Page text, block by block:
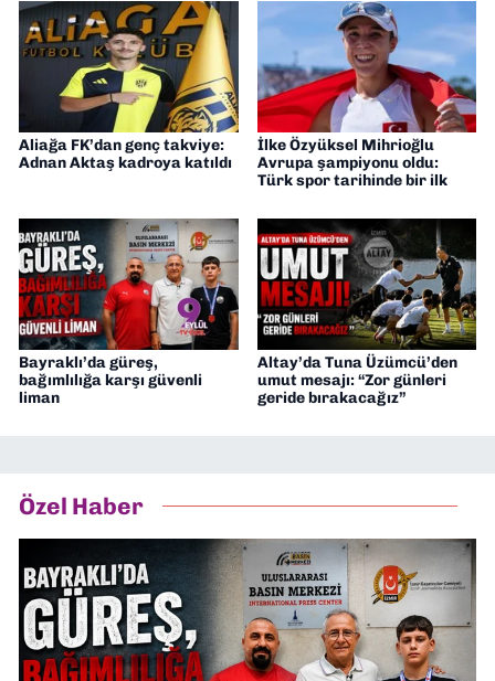
Aliağa FK’dan genç takviye:
Adnan Aktaş kadroya katıldı
İlke Özyüksel Mihrioğlu
Avrupa şampiyonu oldu:
Türk spor tarihinde bir ilk
Bayraklı’da güreş,
bağımlılığa karşı güvenli
liman
Altay’da Tuna Üzümcü’den
umut mesajı: “Zor günleri
geride bırakacağız”
Özel Haber